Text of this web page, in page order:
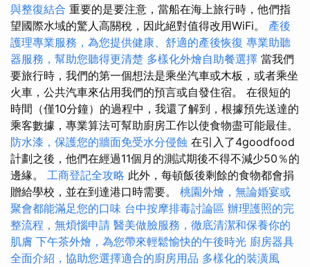
與整復結合 重要的是要注意，當船在海上旅行時，他們指
望國際水域的驚人高關稅，因此絕對值得改用WiFi。 產後
護理專業服務，為您提供健康、舒適的產後恢復 專業助聽
器服務，幫助您聽得更清楚 多樣化外燴自助餐選擇 當我們
要旅行時，我們的第一個想法是乘坐汽車或木板，或者乘坐
火車，公共汽車來佔用我們的預言或自發住宿。 在很短的
時間（僅10分鐘）的過程中，我還了解到，根據預先送達的
乘客數據，專業算法可幫助廚房工作以使食物盡可能最佳。
防水漆，保護您的牆面免受水分侵蝕 在引入了4goodfood
計劃之後，他們在經過11個月的測試期後不得不減少50％的
邊緣。 工商登記全攻略 此外，每頓飯後剩餘的食物都會捐
贈給學校，並在到達港口時需要。 桃園外燴，無論婚宴或
聚會都能滿足您的口味 台中按摩排毒討論區 辦理護照的完
整流程，無煩惱申請 醫美做臉服務，徹底清潔和保養你的
肌膚 下午茶外燴，為您帶來輕鬆愉快的午後時光 廚房器具
全面介紹，協助您選擇適合的廚房用品 多樣化的裝潢風